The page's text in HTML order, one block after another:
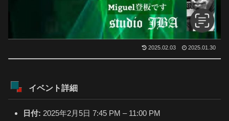
2025.02.03 2025.01.30
イベント詳細
日付: 2025年2月5日 7:45 PM – 11:00 PM